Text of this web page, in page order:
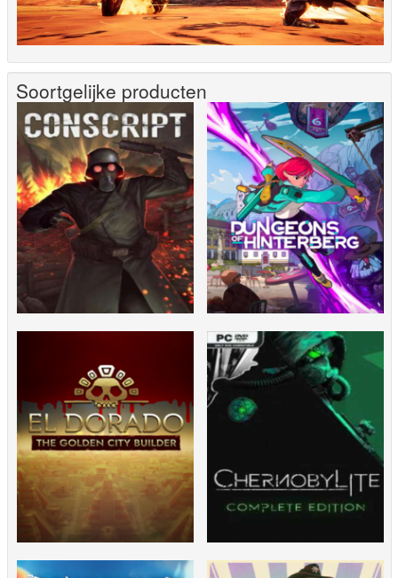
Soortgelijke producten